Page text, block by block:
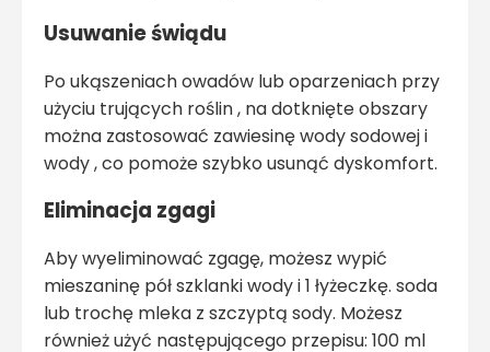
Usuwanie świądu
Po ukąszeniach owadów lub oparzeniach przy
użyciu trujących roślin , na dotknięte obszary
można zastosować zawiesinę wody sodowej i
wody , co pomoże szybko usunąć dyskomfort.
Eliminacja zgagi
Aby wyeliminować zgagę, możesz wypić
mieszaninę pół szklanki wody i 1 łyżeczkę. soda
lub trochę mleka z szczyptą sody. Możesz
również użyć następującego przepisu: 100 ml